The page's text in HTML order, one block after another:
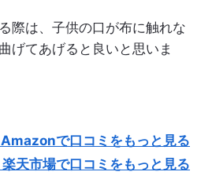
際は、子供の口が布に触れな
げてあげると良いと思いま
Amazonで口コミをもっと見る
楽天市場で口コミをもっと見る